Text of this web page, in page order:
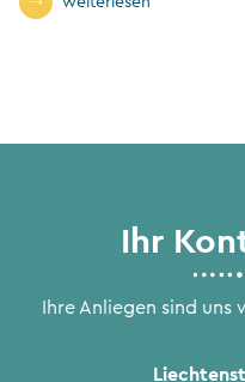
Ihr
Ihre Anliegen sind